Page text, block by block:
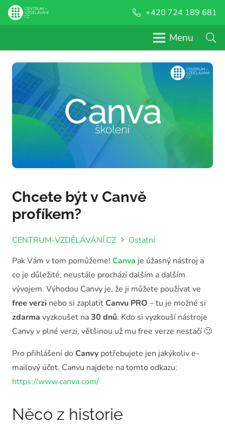
+420 724 189 681
Menu
Chcete být v Canvě
profíkem?
CENTRUM-VZDĚLÁVÁNÍ.CZ
Ostatní
Pak Vám v tom pomůžeme! Canva je úžasný nástroj a
co je důležité, neustále prochází dalším a dalším
vývojem. Výhodou Canvy je, že ji můžete používat ve
free verzi nebo si zaplatit Canvu PRO – tu je možné si
zdarma vyzkoušet na30 dnů. Kdo si vyzkouší nástroje
Canvy v plné verzi, většinou už mu free verze nestačí 🙂
Pro přihlášení do Canvy potřebujete jen jakýkoliv e-
mailový účet. Canvu najdete na tomto odkazu:
https://www.canva.com/
Něco z historie